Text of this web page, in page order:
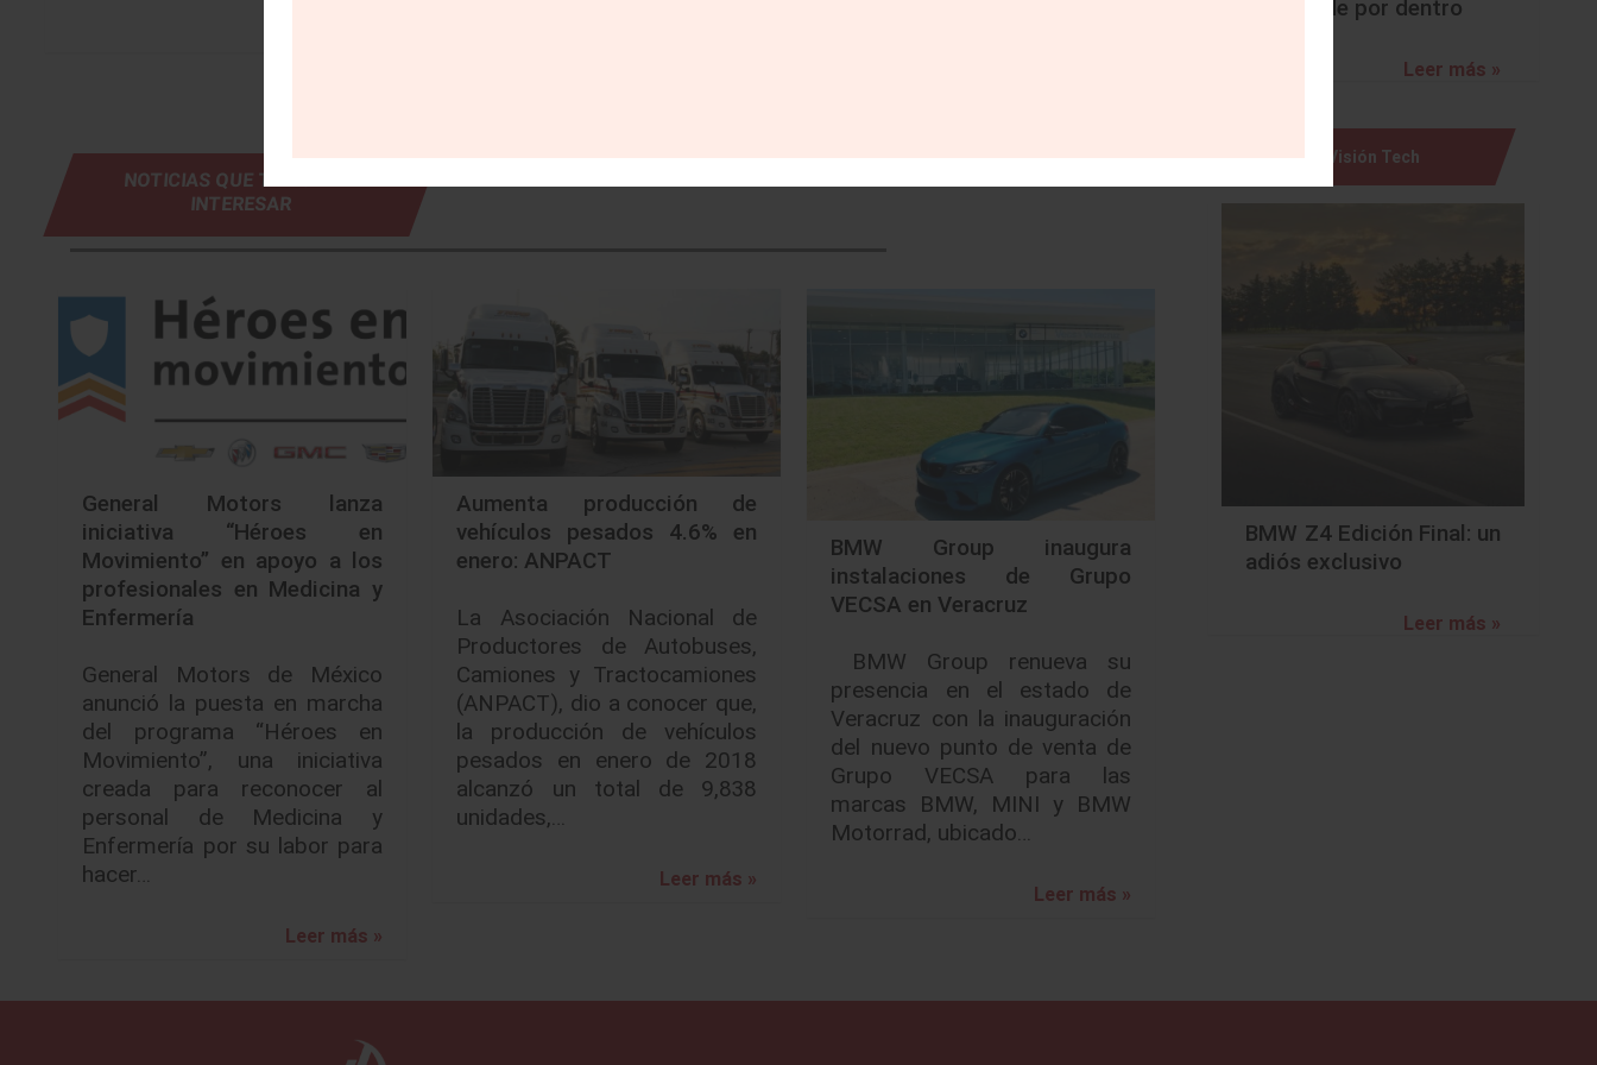
NOTICIAS QUE TE PUEDEN
INTERESAR
General Motors lanza
iniciativa “Héroes en
Movimiento” en apoyo a los
profesionales en Medicina y
Enfermería
General Motors de México
anunció la puesta en marcha
del programa “Héroes en
Movimiento”, una iniciativa
creada para reconocer al
personal de Medicina y
Enfermería por su labor para
hacer…
Leer más »
Aumenta producción de
vehículos pesados 4.6% en
enero: ANPACT
La Asociación Nacional de
Productores de Autobuses,
Camiones y Tractocamiones
(ANPACT), dio a conocer que,
la producción de vehículos
pesados en enero de 2018
alcanzó un total de 9,838
unidades,…
Leer más »
BMW Group inaugura
instalaciones de Grupo
VECSA en Veracruz
BMW Group renueva su
presencia en el estado de
Veracruz con la inauguración
del nuevo punto de venta de
Grupo VECSA para las
marcas BMW, MINI y BMW
Motorrad, ubicado…
Leer más »
sorprende por dentro
Leer más »
Visión Tech
BMW Z4 Edición Final: un
adiós exclusivo
Leer más »